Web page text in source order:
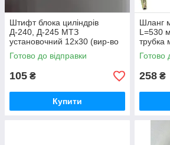
Штифт блока циліндрів
Д-240, Д-245 МТЗ
установочний 12х30 (вир-во
Україна) 50-1002034 / 50-
1002034-А
Готово до відправки
105 ₴
Купити
Шланг
L=530
трубка
масла
Готово
258 ₴